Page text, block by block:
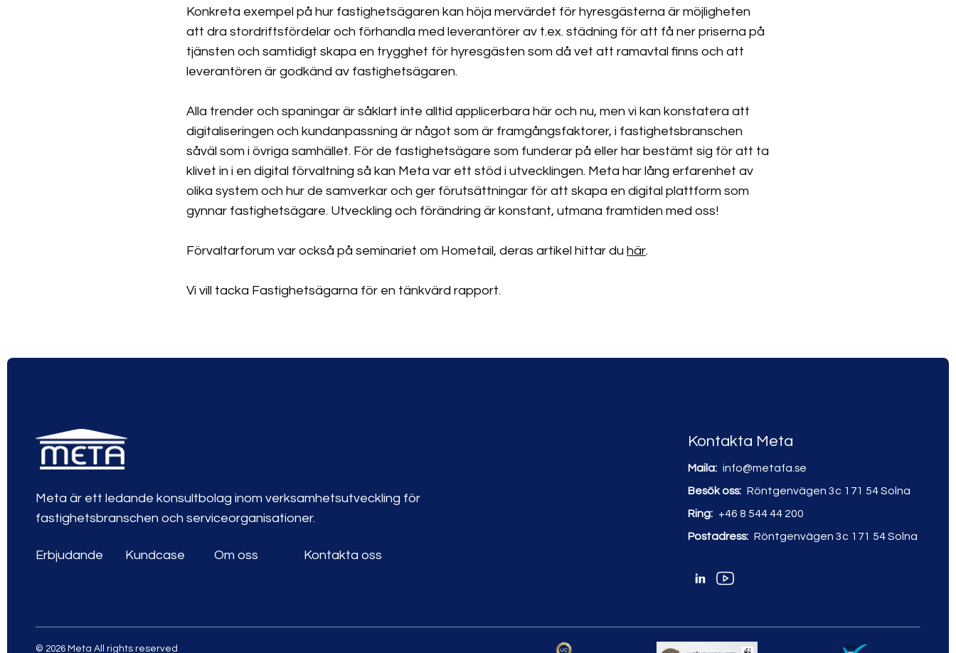
Konkreta exempel på hur fastighetsägaren kan höja mervärdet för hyresgästerna är möjligheten
att dra stordriftsfördelar och förhandla med leverantörer av t.ex. städning för att få ner priserna på
tjänsten och samtidigt skapa en trygghet för hyresgästen som då vet att ramavtal finns och att
leverantören är godkänd av fastighetsägaren.
Alla trender och spaningar är såklart inte alltid applicerbara här och nu, men vi kan konstatera att
digitaliseringen och kundanpassning är något som är framgångsfaktorer, i fastighetsbranschen
såväl som i övriga samhället. För de fastighetsägare som funderar på eller har bestämt sig för att ta
klivet in i en digital förvaltning så kan Meta var ett stöd i utvecklingen. Meta har lång erfarenhet av
olika system och hur de samverkar och ger förutsättningar för att skapa en digital plattform som
gynnar fastighetsägare. Utveckling och förändring är konstant, utmana framtiden med oss!
Förvaltarforum var också på seminariet om Hometail, deras artikel hittar du här.
Vi vill tacka Fastighetsägarna för en tänkvärd rapport.
Meta är ett ledande konsultbolag inom verksamhetsutveckling för
fastighetsbranschen och serviceorganisationer.
Erbjudande Kundcase Om oss Kontakta oss
Kontakta Meta
Maila: info@metafa.se
Besök oss: Röntgenvägen 3c 171 54 Solna
Ring: +46 8 544 44 200
Postadress: Röntgenvägen 3c 171 54 Solna
© 2026 Meta All rights reserved